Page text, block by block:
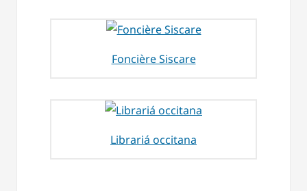
Foncière Siscare
Librariá occitana